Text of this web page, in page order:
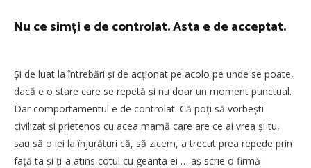
Nu ce simți e de controlat. Asta e de acceptat.
Și de luat la întrebări și de acționat pe acolo pe unde se poate,
dacă e o stare care se repetă și nu doar un moment punctual.
Dar comportamentul e de controlat. Că poți să vorbești
civilizat și prietenos cu acea mamă care are ce ai vrea și tu,
sau să o iei la înjurături că, să zicem, a trecut prea repede prin
față ta și ți-a atins cotul cu geanta ei … aș scrie o firmă